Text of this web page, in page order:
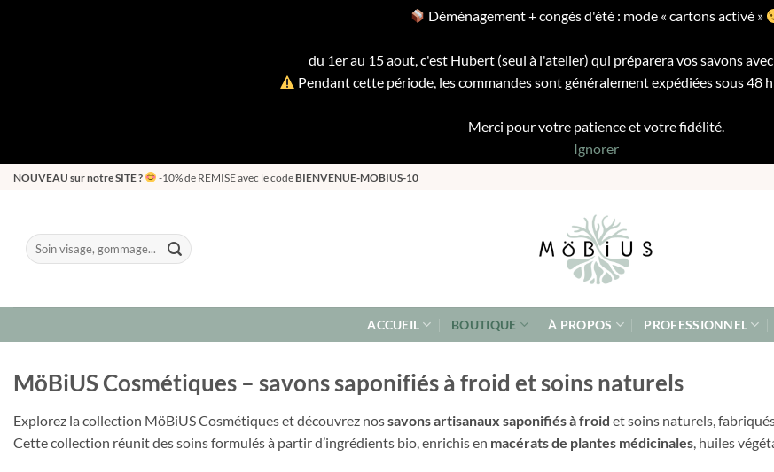
Déménagement + congés d'été : mode « cartons activé »
du 1er au 15 aout, c'est Hubert (seul à l'atelier) qui préparera vos savons
Pendant cette période, les commandes sont généralement expédiées sous 48
Merci pour votre patience et votre fidélité.
Ignorer
Passer
NOUVEAU sur notre SITE ? -10% de REMISE avec le code BIENVENUE-MOBIUS-10
Recherche
pour :
ACCUEIL BOUTIQUE À PROPOS PROFESSIONNEL
MöBiUS Cosmétiques – savons saponifiés à froid et soins naturels
Explorez la collection MöBiUS Cosmétiqueset découvrez nossavons artisanaux saponifiés à froid et soins naturels,
Cette collection réunit des soins formulés à partir d’ingrédients bio, enrichis en macérats de plantes médicinales , huiles